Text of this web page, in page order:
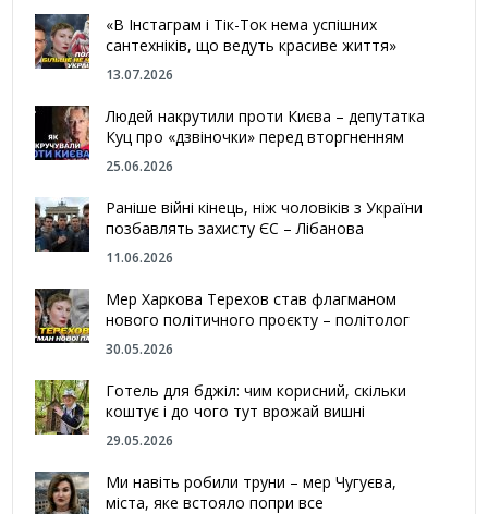
«В Інстаграм і Тік-Ток нема успішних
сантехніків, що ведуть красиве життя»
13.07.2026
Людей накрутили проти Києва – депутатка
Куц про «дзвіночки» перед вторгненням
25.06.2026
Раніше війні кінець, ніж чоловіків з України
позбавлять захисту ЄС – Лібанова
11.06.2026
Мер Харкова Терехов став флагманом
нового політичного проєкту – політолог
30.05.2026
Готель для бджіл: чим корисний, скільки
коштує і до чого тут врожай вишні
29.05.2026
Ми навіть робили труни – мер Чугуєва,
міста, яке встояло попри все